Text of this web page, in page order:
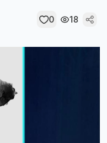
0 18